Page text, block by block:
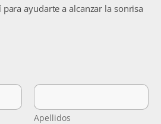
ayudarte a alcanzar la sonrisa
Apellidos